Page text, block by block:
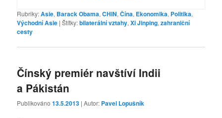
Rubriky:Asie, Barack Obama,CHIN,Čína, Ekonomika, Politika,
Východní Asie |Štítky:bilaterální vztahy,Xi Jinping,zahraniční
cesty
Čínský premiér navštíví Indii
a Pákistán
Publikováno13.5.2013 | Autor: Pavel Lopušník